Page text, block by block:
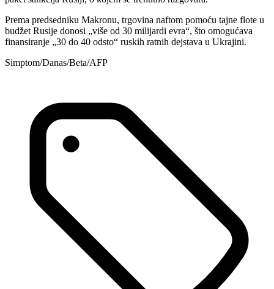
Prema predsedniku Makronu, trgovina naftom pomoću tajne flote u
budžet Rusije donosi „više od 30 milijardi evra“, što omogućava
finansiranje „30 do 40 odsto“ ruskih ratnih dejstava u Ukrajini.
Simptom/Danas/Beta/AFP